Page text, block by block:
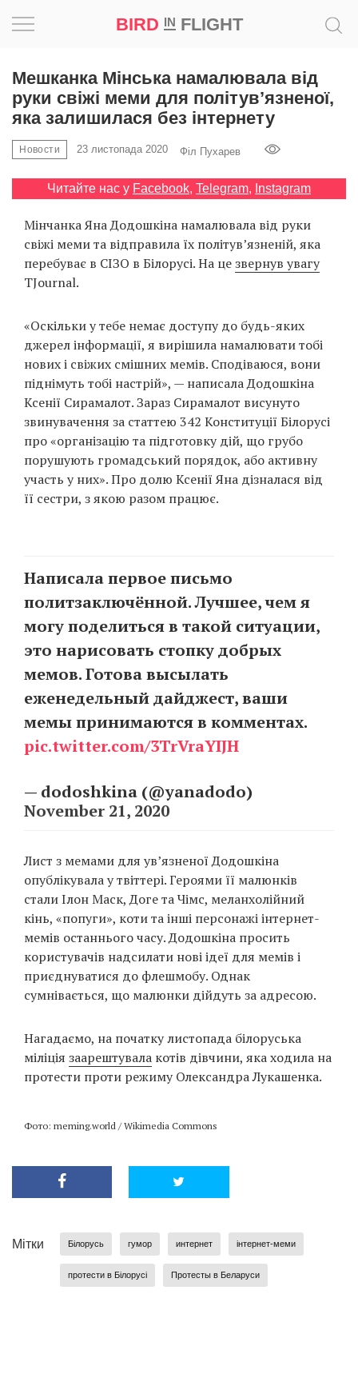
BIRD INFLIGHT
EN
RU
Мешканка Мінська намалювала від
руки свіжі меми для політув’язненої,
яка залишилася без інтернету
Новости 23 листопада 2020 Філ Пухарев
Читайте нас у Facebook, Telegram, Instagram
Мінчанка Яна Додошкіна намалювала від руки
свіжі меми та відправила їх політув’язненій, яка
перебуває в СІЗО в Білорусі. На цезвернув увагу
TJournal.
«Оскільки у тебе немає доступу до будь-яких
джерел інформації, я вирішила намалювати тобі
нових і свіжих смішних мемів. Сподіваюся, вони
піднімуть тобі настрій», — написала Додошкіна
Ксенії Сирамалот. Зараз Сирамалот висунуто
звинувачення за статтею 342 Конституції Білорусі
про «організацію та підготовку дій, що грубо
порушують громадський порядок, або активну
участь у них». Про долю Ксенії Яна дізналася від
її сестри, з якою разом працює.
Написала первое письмо
политзаключённой. Лучшее, чем я
могу поделиться в такой ситуации,
это нарисовать стопку добрых
мемов. Готова высылать
еженедельный дайджест, ваши
мемы принимаются в комментах.
pic.twitter.com/3TrVraYIJH
— dodoshkina (@yanadodo)
November 21, 2020
Лист з мемами для ув’язненої Додошкіна
опублікувала у твіттері. Героями її малюнків
стали Ілон Маск, Доге та Чімс, меланхолійний
кінь, «попуги», коти та інші персонажі інтернет-
мемів останнього часу. Додошкіна просить
користувачів надсилати нові ідеї для мемів і
приєднуватися до флешмобу. Однак
сумнівається, що малюнки дійдуть за адресою.
Нагадаємо, на початку листопада білоруська
міліція заарештувала котів дівчини, яка ходила на
протести проти режиму Олександра Лукашенка.
Фото: meming.world / Wikimedia Commons
Мітки Білорусь гумор интернет інтернет-меми
протести в Білорусі Протесты в Беларуси